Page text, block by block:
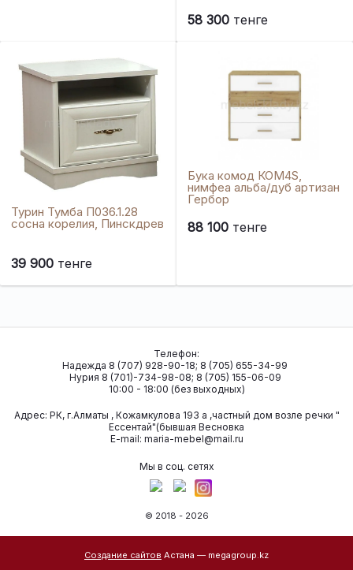
58 300 тенге
Турин Тумба П036.1.28
сосна корелия, Пинскдрев
39 900 тенге
Бука комод КОМ4S,
нимфеа альба/дуб артизан
Гербор
88 100 тенге
Телефон:
Надежда 8 (707) 928-90-18; 8 (705) 655-34-99
Нурия 8 (701)-734-98-08; 8 (705) 155-06-09
10:00 - 18:00 (без выходных)
Адрес: РК, г.Алматы , Кожамкулова 193 а ,частный дом возле речки "
Ессентай"(бывшая Весновка
Е-mail: maria-mebel@mail.ru
Мы в соц. сетях
© 2018 - 2026
Создание сайтов Астана — megagroup.kz